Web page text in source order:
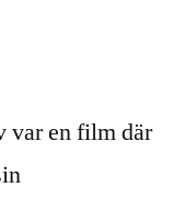
var en film där